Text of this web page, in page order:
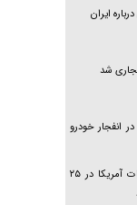
ایران
انفجار خودرو
پنتاگون گزارش‌های آزمایش تسلیحات آمریکا در ۲۵